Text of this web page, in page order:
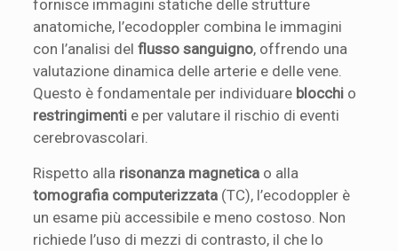
fornisce immagini statiche delle strutture
anatomiche, l’ecodoppler combina le immagini
con l’analisi delflusso sanguigno, offrendo una
valutazione dinamica delle arterie e delle vene.
Questo è fondamentale per individuare blocchi o
restringimenti e per valutare il rischio di eventi
cerebrovascolari.
Rispetto alla risonanza magnetica o alla
tomografia computerizzata (TC), l’ecodoppler è
un esame più accessibile e meno costoso. Non
richiede l’uso di mezzi di contrasto, il che lo